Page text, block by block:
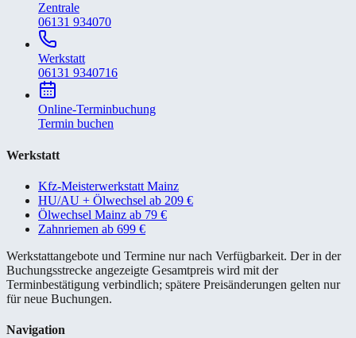
Zentrale
06131 934070
Werkstatt
06131 9340716
Online-Terminbuchung
Termin buchen
Werkstatt
Kfz-Meisterwerkstatt Mainz
HU/AU + Ölwechsel ab 209 €
Ölwechsel Mainz ab 79 €
Zahnriemen ab 699 €
Werkstattangebote und Termine nur nach Verfügbarkeit. Der in der
Buchungsstrecke angezeigte Gesamtpreis wird mit der
Terminbestätigung verbindlich; spätere Preisänderungen gelten nur
für neue Buchungen.
Navigation